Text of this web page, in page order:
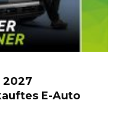
2027
E-Auto